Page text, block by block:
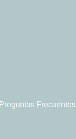
Preguntas Frecuentes